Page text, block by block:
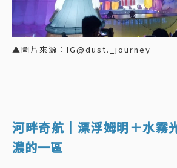
▲圖片來源：IG@dust._journey
河畔奇航｜漂浮姆明＋水霧
濃的一區